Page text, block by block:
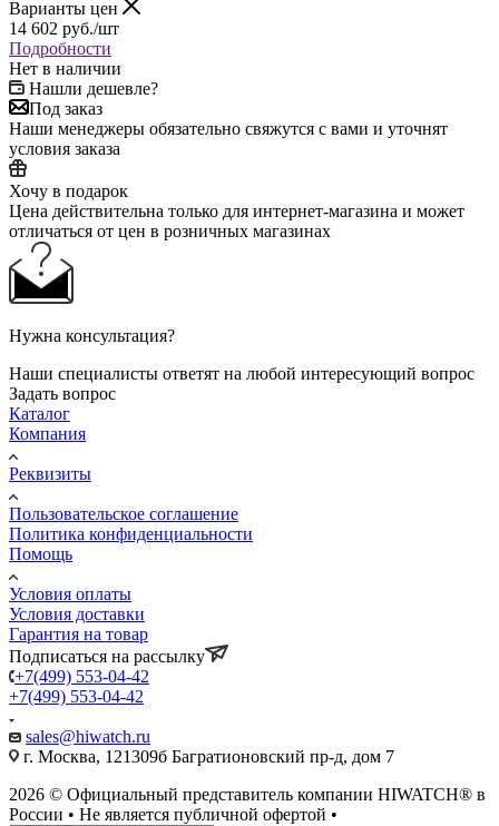
Варианты цен
14 602 руб./шт
Подробности
Нет в наличии
Нашли дешевле?
Под заказ
Наши менеджеры обязательно свяжутся с вами и уточнят
условия заказа
Хочу в подарок
Цена действительна только для интернет-магазина и может
отличаться от цен в розничных магазинах
Нужна консультация?
Наши специалисты ответят на любой интересующий вопрос
Задать вопрос
Каталог
Компания
Реквизиты
Пользовательское соглашение
Политика конфиденциальности
Помощь
Условия оплаты
Условия доставки
Гарантия на товар
Подписаться на рассылку
+7(499) 553-04-42
+7(499) 553-04-42
sales@hiwatch.ru
г. Москва, 121309б Багратионовский пр-д, дом 7
2026 © Официальный представитель компании HIWATCH® в
России • Не является публичной офертой •